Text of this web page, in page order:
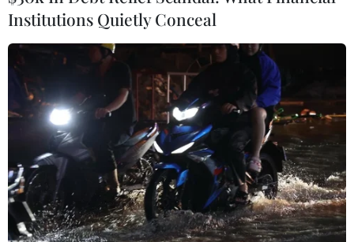
Ảnh minh họa (Nguồn: AFP)
Công ty Automobili Lamborghini, nhà sản xuất
ôtô thể thao hạng sang của Italy, có kế hoạch sản
xuất xe điện (EV) cho tất cả các mẫu xe của
Institutions Quietly Conceal